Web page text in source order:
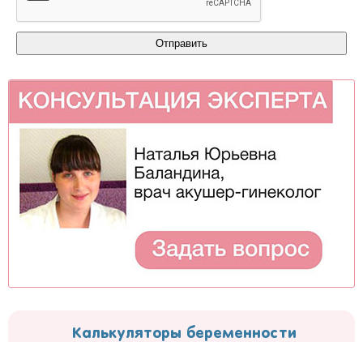
Калькуляторы беременности